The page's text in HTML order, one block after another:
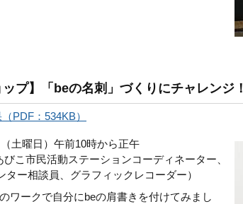
プ】「beの名刺」づくりにチャレンジ！
PDF：534KB）
土曜日）午前10時から正午
こ市民活動ステーションコーディネーター、
ター相談員、グラフィックレコーダー）
ワークで自分にbeの肩書きを付けてみまし